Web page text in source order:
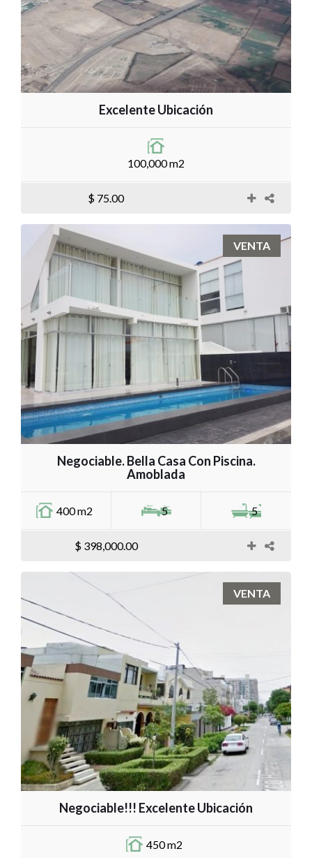
Excelente Ubicación
100,000 m2
$ 75.00
VENTA
Negociable. Bella Casa Con Piscina.
Amoblada
400 m2 5 5
$ 398,000.00
VENTA
Negociable!!! Excelente Ubicación
450 m2